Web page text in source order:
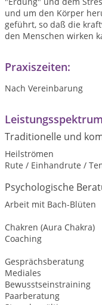
und um den Körper
geführt, so daß die
den Menschen wirken
Praxiszeiten:
Nach Vereinbarung
Traditionelle und
Heilströmen
Rute / Einhandrute /
Psychologische
Arbeit mit Bach-Blüten
Chakren (Aura Chakra)
Coaching
Gesprächsberatung
Mediales
Bewusstseinstraining
Paarberatung